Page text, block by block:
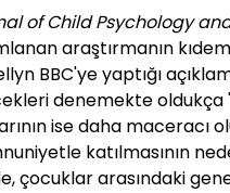
of Child Psychology
araştırmanın
BBC'ye yaptığı
denemekte oldukça
ise daha maceracı
katılmasının
çocuklar arasındaki